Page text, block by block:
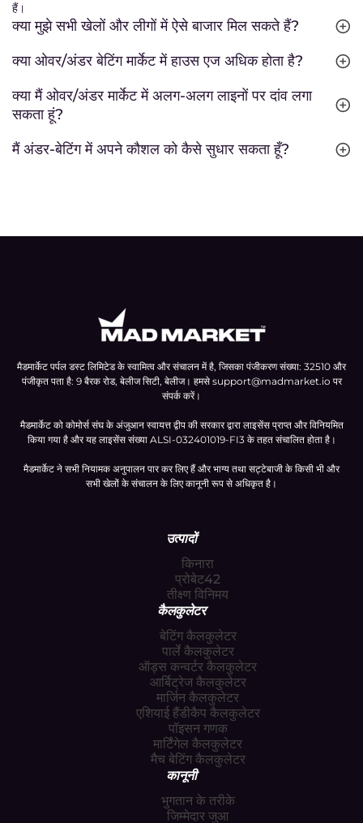
हैं।
क्या मुझे सभी खेलों और लीगों में ऐसे बाजार मिल सकते हैं?
क्या ओवर/अंडर बेटिंग मार्केट में हाउस एज अधिक होता है?
क्या मैं ओवर/अंडर मार्केट में अलग-अलग लाइनों पर दांव लगा
सकता हूं?
मैं अंडर-बेटिंग में अपने कौशल को कैसे सुधार सकता हूँ?
मैडमार्केट पर्पल डस्ट लिमिटेड के स्वामित्व और संचालन में है, जिसका पंजीकरण संख्या: 32510 और
पंजीकृत पता है: 9 बैरक रोड, बेलीज सिटी, बेलीज। हमसे support@madmarket.io पर
संपर्क करें।
मैडमार्केट को कोमोर्स संघ के अंजुआन स्वायत्त द्वीप की सरकार द्वारा लाइसेंस प्राप्त और विनियमित
किया गया है और यह लाइसेंस संख्या ALSI-032401019-FI3 के तहत संचालित होता है।
मैडमार्केट ने सभी नियामक अनुपालन पार कर लिए हैं और भाग्य तथा सट्टेबाजी के किसी भी और
सभी खेलों के संचालन के लिए कानूनी रूप से अधिकृत है।
उत्पादों
किनारा
प्रोबेट42
तीक्ष्ण विनिमय
कैलकुलेटर
बेटिंग कैलकुलेटर
पार्ले कैलकुलेटर
ऑड्स कन्वर्टर कैलकुलेटर
आर्बिट्रेज कैलकुलेटर
मार्जिन कैलकुलेटर
एशियाई हैंडीकैप कैलकुलेटर
पॉइसन गणक
मार्टिंगेल कैलकुलेटर
मैच बेटिंग कैलकुलेटर
कानूनी
भुगतान के तरीके
जिम्मेदार जुआ